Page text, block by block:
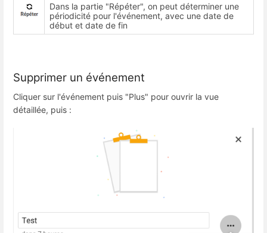
Dans la partie "Répéter", on peut déterminer une
périodicité pour l'événement, avec une date de
début et date de fin
Supprimer un événement
Cliquer sur l'événement puis "Plus" pour ouvrir la vue
détaillée, puis :